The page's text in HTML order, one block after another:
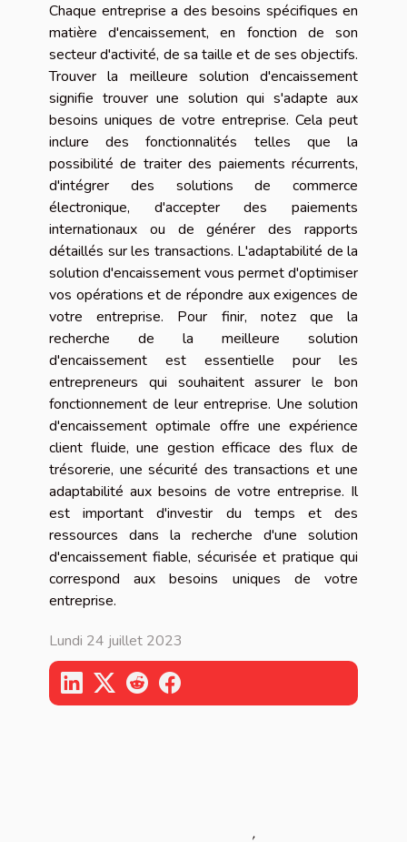
Chaque entreprise a des besoins spécifiques en
matière d'encaissement, en fonction de son
secteur d'activité, de sa taille et de ses objectifs.
Trouver la meilleure solution d'encaissement
signifie trouver une solution qui s'adapte aux
besoins uniques de votre entreprise. Cela peut
inclure des fonctionnalités telles que la
possibilité de traiter des paiements récurrents,
d'intégrer des solutions de commerce
électronique, d'accepter des paiements
internationaux ou de générer des rapports
détaillés sur les transactions. L'adaptabilité de la
solution d'encaissement vous permet d'optimiser
vos opérations et de répondre aux exigences de
votre entreprise. Pour finir, notez que la
recherche de la meilleure solution
d'encaissement est essentielle pour les
entrepreneurs qui souhaitent assurer le bon
fonctionnement de leur entreprise. Une solution
d'encaissement optimale offre une expérience
client fluide, une gestion efficace des flux de
trésorerie, une sécurité des transactions et une
adaptabilité aux besoins de votre entreprise. Il
est important d'investir du temps et des
ressources dans la recherche d'une solution
d'encaissement fiable, sécurisée et pratique qui
correspond aux besoins uniques de votre
entreprise.
Lundi 24 juillet 2023